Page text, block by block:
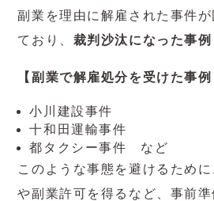
副業を理由に解雇された事件
ており、 裁判沙汰になった事
【副業で解雇処分を受けた事例
小川建設事件
十和田運輸事件
都タクシー事件 など
このような事態を避けるため
や副業許可を得るなど、事前準